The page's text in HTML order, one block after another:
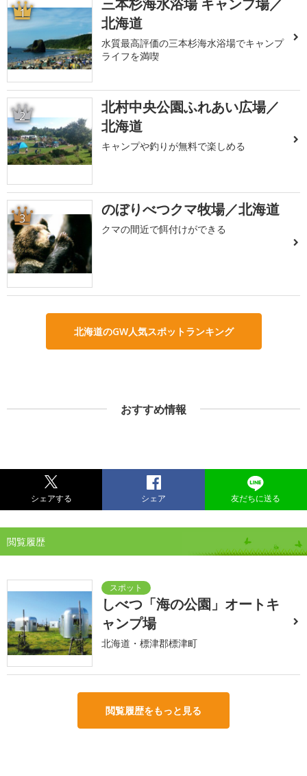
1
三本杉海水浴場 キャンプ場／
北海道
水質最高評価の三本杉海水浴場でキャンプ
ライフを満喫
2
北村中央公園ふれあい広場／
北海道
キャンプや釣りが無料で楽しめる
3 のぼりべつクマ牧場／北海道
クマの間近で餌付けができる
北海道のGW人気スポットランキング
おすすめ情報
シェアする シェア 友だちに送る
閲覧履歴
しべつ「海の公園」オートキ
ャンプ場
北海道・標津郡標津町
閲覧履歴をもっと見る